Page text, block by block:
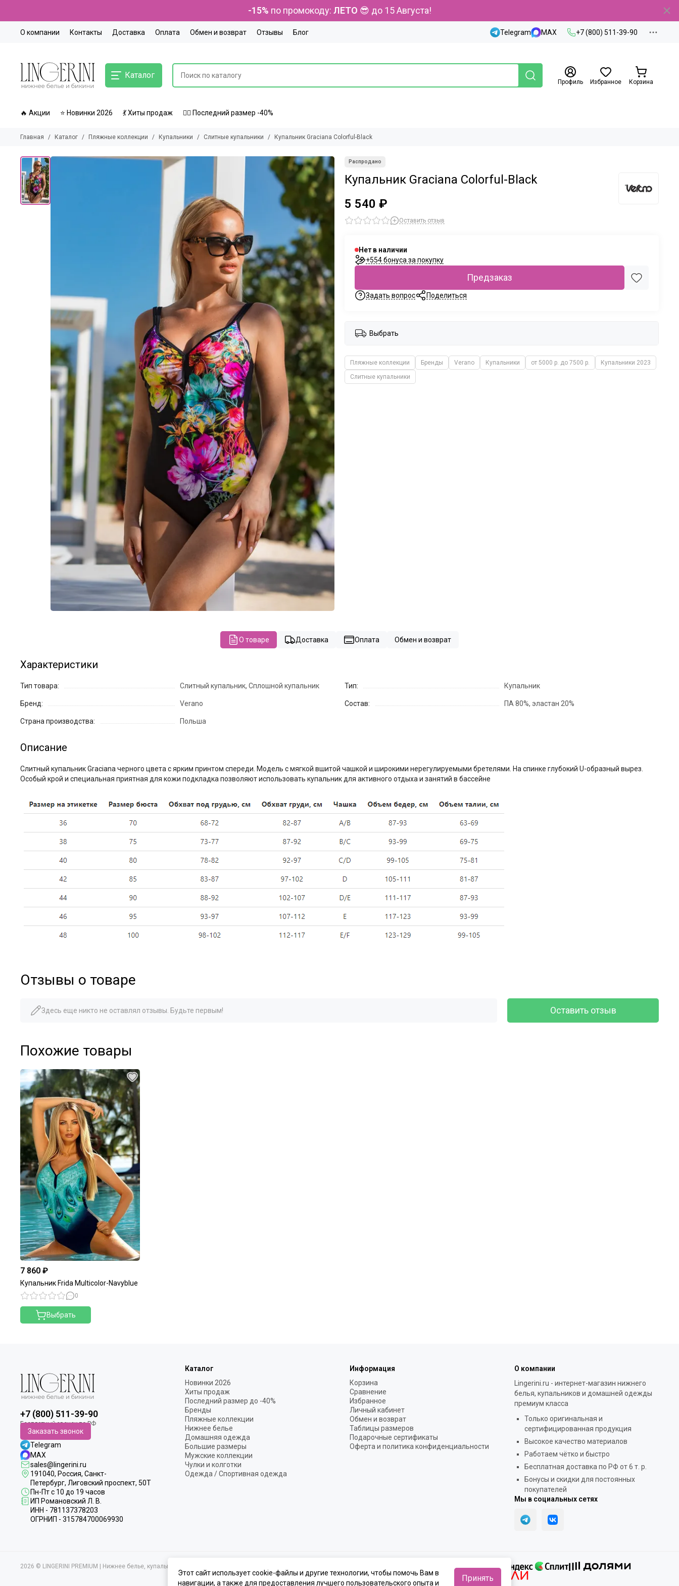
-15% по промокоду: ЛЕТО 😎 до 15 Августа!
О компании Контакты Доставка Оплата Обмен и возврат Отзывы Блог Telegram MAX +7 (800) 511-39-90
Каталог
Профиль Избранное Корзина
🔥 Акции ⭐ Новинки 2026 💃 Хиты продаж 🏃‍♀️ Последний размер -40%
Главная Каталог Пляжные коллекции Купальники Слитные купальники Купальник Graciana Colorful-Black
Купальник Graciana Colorful-Black
5 540 ₽
Оставить отзыв
Нет в наличии
+554 бонуса за покупку
Предзаказ
Задать вопрос Поделиться
Выбрать
Пляжные коллекции Бренды Verano Купальники от 5000 р. до 7500 р.
Купальники 2023
Слитные купальники
О товаре Доставка Оплата Обмен и возврат
Характеристики
Тип товара: Слитный купальник, Сплошной купальник
Бренд: Verano
Страна производства: Польша
Тип: Купальник
Состав: ПА 80%, эластан 20%
Описание
Слитный купальник Graciana черного цвета с ярким принтом спереди. Модель с мягкой вшитой чашкой и широкими нерегулируемыми бретелями. На спинке глубокий U-образный вырез.
Особый крой и специальная приятная для кожи подкладка позволяют использовать купальник для активного отдыха и занятий в бассейне
Отзывы о товаре
Здесь еще никто не оставлял отзывы. Будьте первым! Оставить отзыв
Похожие товары
7 860 ₽
Купальник Frida Multicolor-Navyblue
0
Выбрать
+7 (800) 511-39-90
Заказать звонок
Telegram
MAX
sales@lingerini.ru
191040, Россия, Санкт-
Петербург, Лиговский проспект, 50Т
Пн-Пт с 10 до 19 часов
ИП Романовский Л. В.
ИНН - 781137378203
ОГРНИП - 315784700069930
Каталог
Новинки 2026
Хиты продаж
Последний размер до -40%
Бренды
Пляжные коллекции
Нижнее белье
Домашняя одежда
Большие размеры
Мужские коллекции
Чулки и колготки
Одежда / Спортивная одежда
Информация
Корзина
Сравнение
Избранное
Личный кабинет
Обмен и возврат
Таблицы размеров
Подарочные сертификаты
Оферта и политика конфиденциальности
О компании
Lingerini.ru - интернет-магазин нижнего
белья, купальников и домашней одежды
премиум класса
Только оригинальная и
сертифицированная продукция
Высокое качество материалов
Работаем чётко и быстро
Бесплатная доставка по РФ от 6 т. р.
Бонусы и скидки для постоянных
покупателей
Мы в социальных сетях
2026 © LINGERINI PREMIUM | Нижнее белье, купальники и домашняя одежда премиум класса.
Этот сайт использует cookie-файлы и другие технологии, чтобы помочь Вам в
навигации, а также для предоставления лучшего пользовательского опыта и
Принять